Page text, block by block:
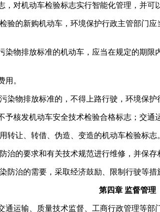
机动车检验标志实行智能化管理，并可
验的新购机动车，环境保护行政主管部门
排放标准的机动车，应当在规定的期限
。
染物排放标准的，不得上路行驶，环境保护
发机动车安全技术检验合格标志；交通
转让、转借、伪造、变造的机动车检验标志
治的要求和有关技术规范进行维修，并保存
防治的需要，采取经济鼓励、限制行驶等措
第四章 监督管理
运输、质量技术监督、工商行政管理等